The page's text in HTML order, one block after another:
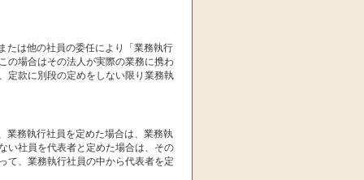
たは他の社員の委任により「業務執行
の場合はその法人が実際の業務に携わ
定款に別段の定めをしない限り業務執
業務執行社員を定めた場合は、業務執
い社員を代表者と定めた場合は、その
て、業務執行社員の中から代表者を定